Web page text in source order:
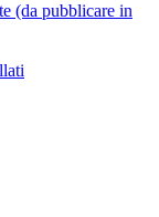
(da pubblicare in